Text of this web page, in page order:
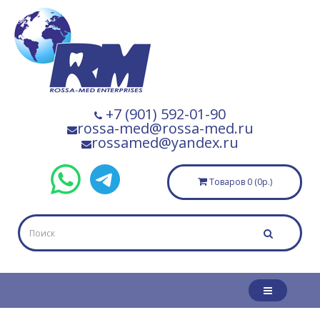
+7 (901) 592-01-90
rossa-med@rossa-med.ru
rossamed@yandex.ru
Товаров 0 (0р.)